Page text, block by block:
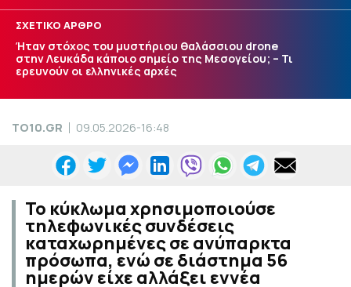
ΣΧΕΤΙΚΟ ΑΡΘΡΟ
Ήταν στόχος του μυστήριου θαλάσσιου drone
στην Λευκάδα κάποιο σημείο της Μεσογείου; – Τι
ερευνούν οι ελληνικές αρχές
TO10.GR 09.05.2026-16:48
Το κύκλωμα χρησιμοποιούσε
τηλεφωνικές συνδέσεις
καταχωρημένες σε ανύπαρκτα
πρόσωπα, ενώ σε διάστημα 56
ημερών είχε αλλάξει εννέα